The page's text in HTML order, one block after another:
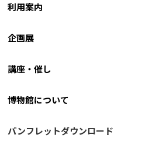
利用案内
企画展
講座・催し
博物館について
パンフレットダウンロード